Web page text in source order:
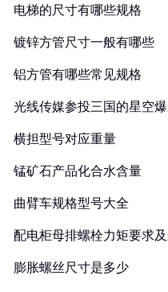
电梯的尺寸有哪些规格
镀锌方管尺寸一般有哪些
铝方管有哪些常见规格
光线传媒参投三国的星空
横担型号对应重量
锰矿石产品化合水含量
曲臂车规格型号大全
配电柜母排螺栓力矩要求
膨胀螺丝尺寸是多少